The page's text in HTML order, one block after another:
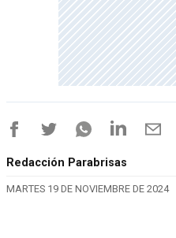
Redacción Parabrisas
MARTES 19 DE NOVIEMBRE DE 2024